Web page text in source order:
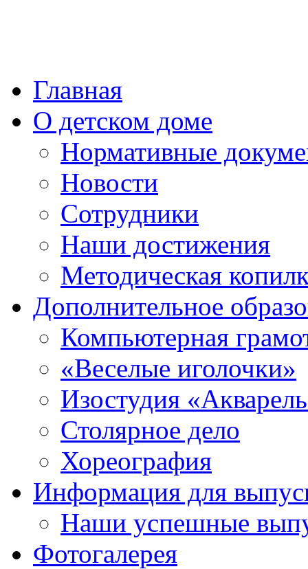
Главная
О детском доме
Нормативные
Новости
Сотрудники
Наши достижения
Методическая
Дополнительное
Компьютерная
«Веселые иголочки»
Изостудия
Столярное дело
Хореография
Информация для
Наши успешные
Фотогалерея